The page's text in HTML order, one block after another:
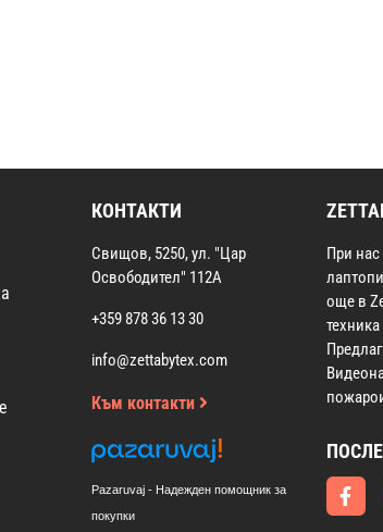
КОНТАКТИ
Свищов, 5250, ул. "Цар
Освободител" 112А
+359 878 36 13 30
info@zettabytex.com
Към контакти
Pazaruvaj - Надежден помощник за
покупки
При
още в